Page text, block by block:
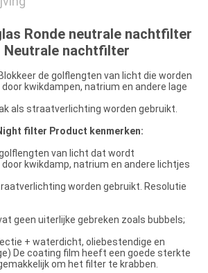
Ronde neutrale nachtfilter
Neutrale nachtfilter
de golflengten van licht die worden
kwikdampen, natrium en andere lage
als straatverlichting worden gebruikt.
filter Product kenmerken:
van licht dat wordt
kwikdamp, natrium en andere lichtjes
worden gebruikt. Resolutie
geen uiterlijke gebreken zoals bubbels;
+ waterdicht, oliebestendige en
De coating film heeft een goede sterkte
om het filter te krabben.